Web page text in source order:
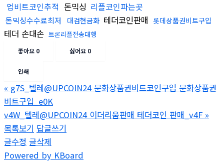
업비트코인추적 돈믹싱 리플코인파는곳
돈믹싱수수료최저 대검현금화 테더코인판매 롯데상품권비트구입
테더 손대손 트론리플전송대행
좋아요 0 싫어요 0
인쇄
« g7S_텔레@UPCOIN24 문화상품권비트코인구입 문화상품권
비트구입_e0K
v4W_텔레@UPCOIN24 이더리움판매 테더코인 판매_v4F »
목록보기 답글쓰기
글수정 글삭제
Powered by KBoard